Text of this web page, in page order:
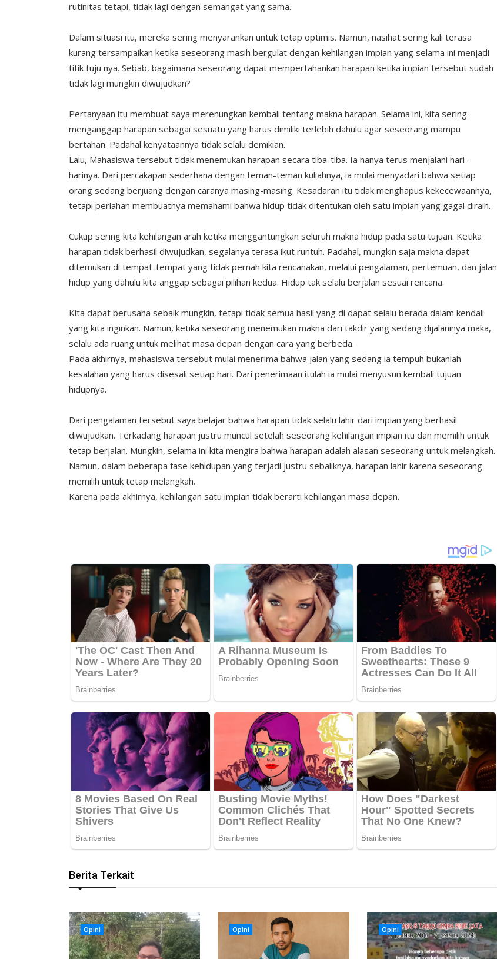
rutinitas tetapi, tidak lagi dengan semangat yang sama.
Dalam situasi itu, mereka sering menyarankan untuk tetap optimis. Namun, nasihat sering kali terasa
kurang tersampaikan ketika seseorang masih bergulat dengan kehilangan impian yang selama ini menjadi
titik tuju nya. Sebab, bagaimana seseorang dapat mempertahankan harapan ketika impian tersebut sudah
tidak lagi mungkin diwujudkan?
Pertanyaan itu membuat saya merenungkan kembali tentang makna harapan. Selama ini, kita sering
menganggap harapan sebagai sesuatu yang harus dimiliki terlebih dahulu agar seseorang mampu
bertahan. Padahal kenyataannya tidak selalu demikian.
Lalu, Mahasiswa tersebut tidak menemukan harapan secara tiba-tiba. Ia hanya terus menjalani hari-
harinya. Dari percakapan sederhana dengan teman-teman kuliahnya, ia mulai menyadari bahwa setiap
orang sedang berjuang dengan caranya masing-masing. Kesadaran itu tidak menghapus kekecewaannya,
tetapi perlahan membuatnya memahami bahwa hidup tidak ditentukan oleh satu impian yang gagal diraih.
Cukup sering kita kehilangan arah ketika menggantungkan seluruh makna hidup pada satu tujuan. Ketika
harapan tidak berhasil diwujudkan, segalanya terasa ikut runtuh. Padahal, mungkin saja makna dapat
ditemukan di tempat-tempat yang tidak pernah kita rencanakan, melalui pengalaman, pertemuan, dan jalan
hidup yang dahulu kita anggap sebagai pilihan kedua. Hidup tak selalu berjalan sesuai rencana.
Kita dapat berusaha sebaik mungkin, tetapi tidak semua hasil yang di dapat selalu berada dalam kendali
yang kita inginkan. Namun, ketika seseorang menemukan makna dari takdir yang sedang dijalaninya maka,
selalu ada ruang untuk melihat masa depan dengan cara yang berbeda.
Pada akhirnya, mahasiswa tersebut mulai menerima bahwa jalan yang sedang ia tempuh bukanlah
kesalahan yang harus disesali setiap hari. Dari penerimaan itulah ia mulai menyusun kembali tujuan
hidupnya.
Dari pengalaman tersebut saya belajar bahwa harapan tidak selalu lahir dari impian yang berhasil
diwujudkan. Terkadang harapan justru muncul setelah seseorang kehilangan impian itu dan memilih untuk
tetap berjalan. Mungkin, selama ini kita mengira bahwa harapan adalah alasan seseorang untuk melangkah.
Namun, dalam beberapa fase kehidupan yang terjadi justru sebaliknya, harapan lahir karena seseorang
memilih untuk tetap melangkah.
Karena pada akhirnya, kehilangan satu impian tidak berarti kehilangan masa depan.
Berita Terkait
Opini Opini Opini